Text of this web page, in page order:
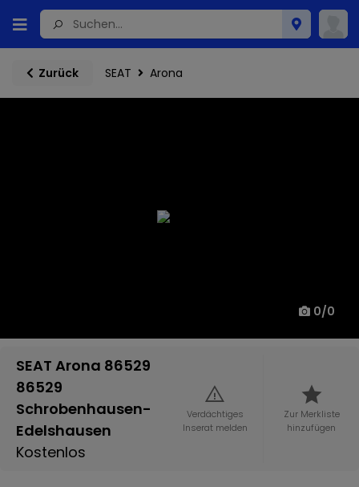
Zurück SEAT Arona
0/0
SEAT Arona 86529
86529
Schrobenhausen-
Edelshausen
Kostenlos
Verdächtiges
Inserat melden
Zur Merkliste
hinzufügen